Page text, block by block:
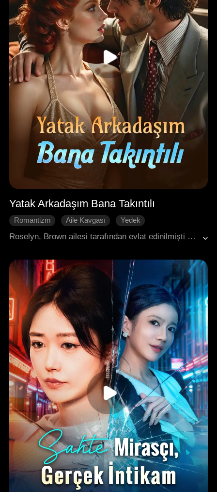
Yatak Arkadaşım Bana Takıntılı
Romantizm Aile Kavgası
Yedek
Roselyn, Brown ailesi tarafından evlat edinilmişti ve ailenin varisi Kevin'e gizlice aşıktı. Ancak iftiraya uğradı ve yurtdışına gitmek zorunda kaldı. Orada Kevin'in düşmanı Wesley ile yatak arkadaşı oldu. Döndüğünde Kevin nişanlanmaya hazırlanıyordu ve Brown ailesi onu zorla görücü usulü evliliğe zorluyordu. Ama asıl sorun, Roselyn'e takıntılı hale gelen Wesley'di.